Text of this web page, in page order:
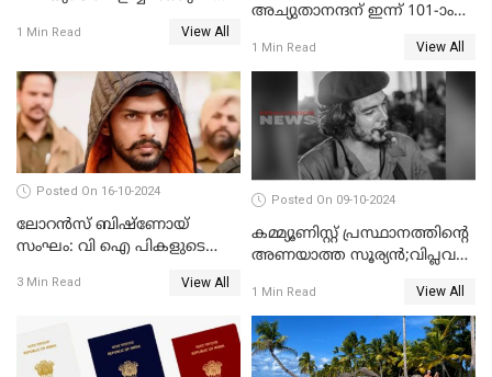
ആശംസകൾ
1 Min Read View All
അച്യുതാനന്ദന് ഇന്ന് 101-ാം
1 Min Read View All
Posted On 16-10-2024
ലോറൻസ് ബിഷ്ണോയ്
സംഘം: വി ഐ പികളുടെ
3 Min Read View All
Posted On 09-10-2024
കമ്മ്യൂണിസ്റ്റ് പ്രസ്ഥാനത്തിന്റെ
അണയാത്ത സൂര്യൻ;വിപ്ലവ
1 Min Read View All